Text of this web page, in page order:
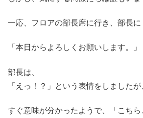
一応、フロアの部長席に行き、部長に
「本日からよろしくお願いします。」
部長は、
「えっ！？」という表情をしましたが
すぐ意味が分かったようで、「こち